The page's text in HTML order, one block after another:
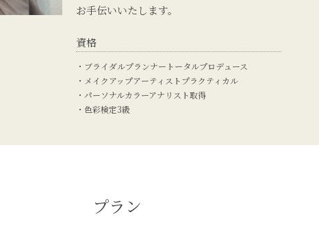
お手伝いいたします。
資格
ブライダルプランナートータルプロデュース
メイクアップアーティストプラクティカル
パーソナルカラーアナリスト取得
色彩検定3級
プラン